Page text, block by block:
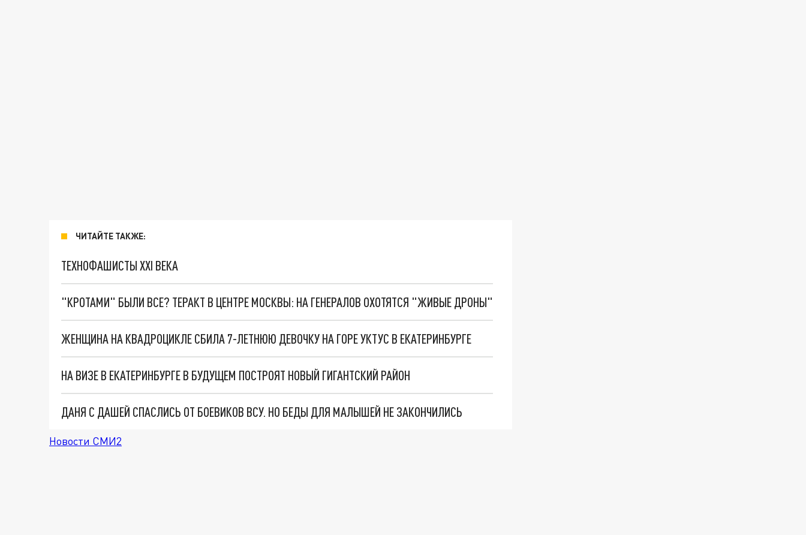
ЧИТАЙТЕ ТАКЖЕ:
ТЕХНОФАШИСТЫ XXI ВЕКА
"КРОТАМИ" БЫЛИ ВСЕ? ТЕРАКТ В ЦЕНТРЕ МОСКВЫ: НА ГЕНЕРАЛОВ ОХОТЯТСЯ "ЖИВЫЕ ДРОНЫ"
ЖЕНЩИНА НА КВАДРОЦИКЛЕ СБИЛА 7-ЛЕТНЮЮ ДЕВОЧКУ НА ГОРЕ УКТУС В ЕКАТЕРИНБУРГЕ
НА ВИЗЕ В ЕКАТЕРИНБУРГЕ В БУДУЩЕМ ПОСТРОЯТ НОВЫЙ ГИГАНТСКИЙ РАЙОН
ДАНЯ С ДАШЕЙ СПАСЛИСЬ ОТ БОЕВИКОВ ВСУ. НО БЕДЫ ДЛЯ МАЛЫШЕЙ НЕ ЗАКОНЧИЛИСЬ
Новости СМИ2